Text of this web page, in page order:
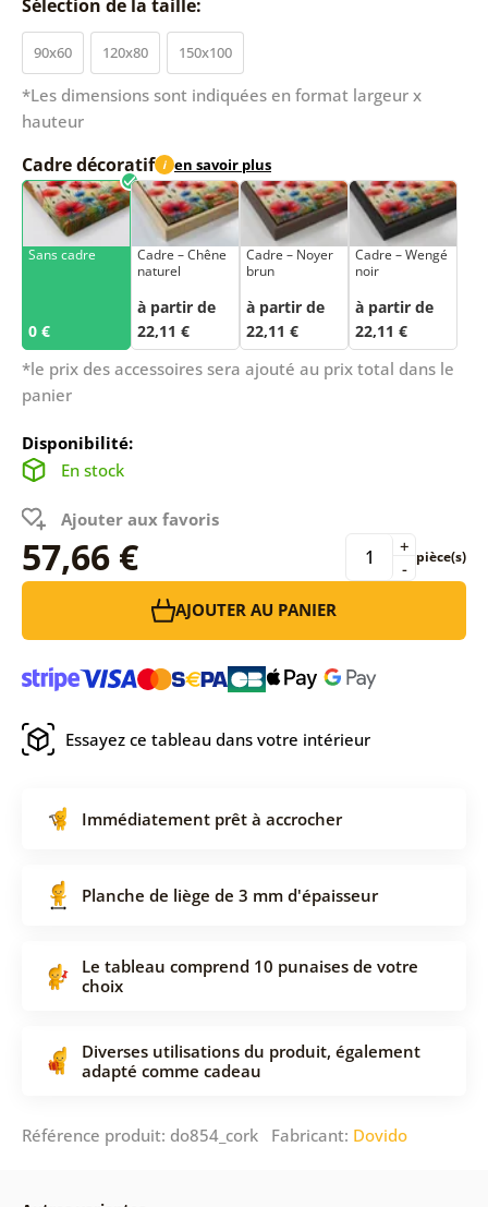
Sélection de la taille:
90x60 120x80 150x100
*Les dimensions sont indiquées en format largeur x
hauteur
Cadre décoratif i en savoir plus
Sans cadre
0 €
Cadre – Chêne
naturel
à partir de
22,11 €
Cadre – Noyer
brun
à partir de
22,11 €
Cadre – Wengé
noir
à partir de
22,11 €
*le prix des accessoires sera ajouté au prix total dans le
panier
Disponibilité:
En stock
Ajouter aux favoris
57,66 € -
+ pièce(s)
AJOUTER AU PANIER
Essayez ce tableau dans votre intérieur
Immédiatement prêt à accrocher
Planche de liège de 3 mm d'épaisseur
Le tableau comprend 10 punaises de votre
choix
Diverses utilisations du produit, également
adapté comme cadeau
Référence produit: do854_cork Fabricant: Dovido